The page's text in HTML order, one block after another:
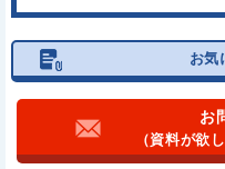
お気
お
（資料が欲